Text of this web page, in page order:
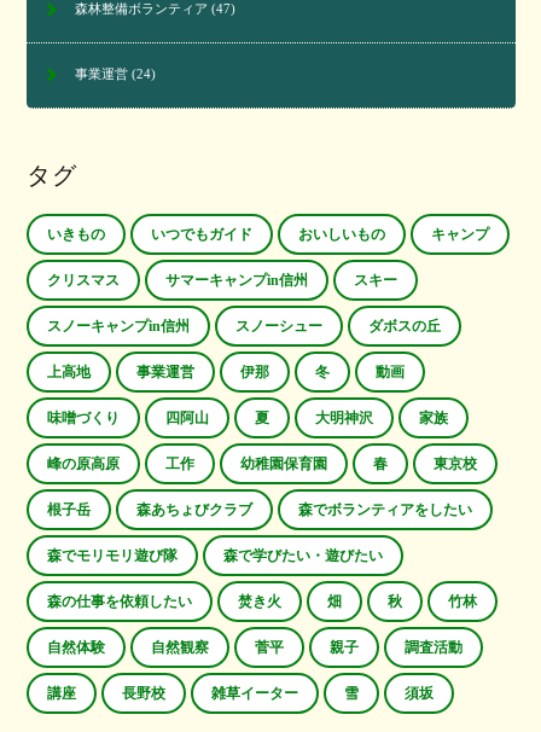
森林整備ボランティア (47)
事業運営(24)
タグ
いきもの いつでもガイド おいしいもの キャンプ
クリスマス サマーキャンプin信州 スキー
スノーキャンプin信州 スノーシュー ダボスの丘
上高地 事業運営 伊那 冬 動画
味噌づくり 四阿山 夏 大明神沢 家族
峰の原高原 工作 幼稚園保育園 春 東京校
根子岳 森あちょびクラブ 森でボランティアをしたい
森でモリモリ遊び隊 森で学びたい・遊びたい
森の仕事を依頼したい 焚き火 畑 秋 竹林
自然体験 自然観察 菅平 親子 調査活動
講座 長野校 雑草イーター 雪 須坂